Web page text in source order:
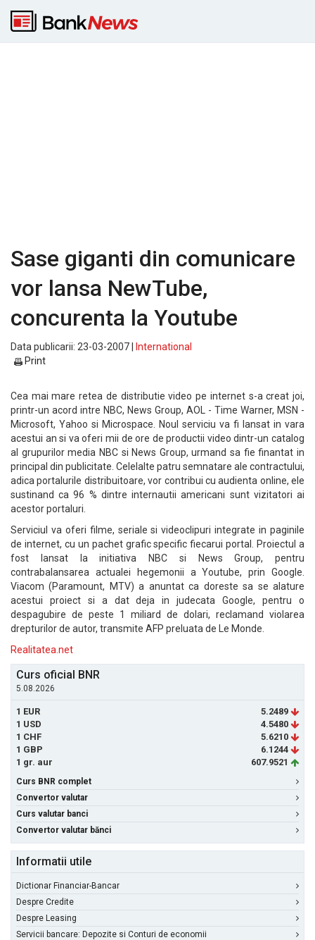
Sase giganti din comunicare
vor lansa NewTube,
concurenta la Youtube
Data publicarii: 23-03-2007 |
International
Print
Cea mai mare retea de distributie video pe internet s-a creat joi,
printr-un acord intre NBC, News Group, AOL - Time Warner, MSN -
Microsoft, Yahoo si Microspace. Noul serviciu va fi lansat in vara
acestui an si va oferi mii de ore de productii video dintr-un catalog
al grupurilor media NBC si News Group, urmand sa fie finantat in
principal din publicitate. Celelalte patru semnatare ale contractului,
adica portalurile distribuitoare, vor contribui cu audienta online, ele
sustinand ca 96 % dintre internautii americani sunt vizitatori ai
acestor portaluri.
Serviciul va oferi filme, seriale si videoclipuri integrate in paginile
de internet, cu un pachet grafic specific fiecarui portal. Proiectul a
fost lansat la initiativa NBC si News Group, pentru
contrabalansarea actualei hegemonii a Youtube, prin Google.
Viacom (Paramount, MTV) a anuntat ca doreste sa se alature
acestui proiect si a dat deja in judecata Google, pentru o
despagubire de peste 1 miliard de dolari, reclamand violarea
drepturilor de autor, transmite AFP preluata de Le Monde.
Realitatea.net
Curs oficial BNR
5.08.2026
1 EUR
5.2489
1 USD
4.5480
1 CHF
5.6210
1 GBP
6.1244
1 gr. aur
607.9521
Curs BNR complet
Convertor valutar
Curs valutar banci
Convertor valutar bănci
Informatii utile
Dictionar Financiar-Bancar
Despre Credite
Despre Leasing
Servicii bancare: Depozite si Conturi de economii